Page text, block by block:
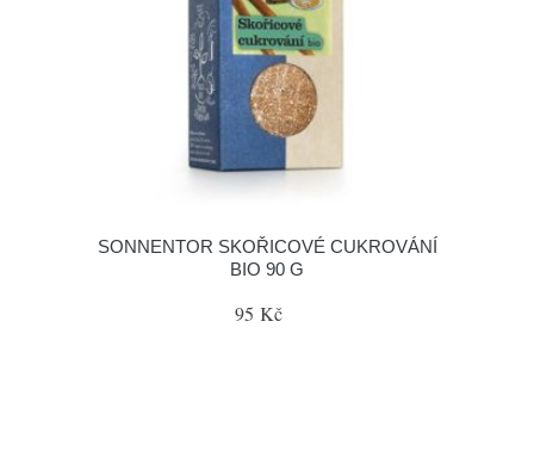
SONNENTOR SKOŘICOVÉ CUKROVÁNÍ
BIO 90 G
95 Kč